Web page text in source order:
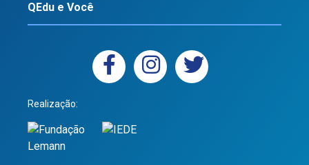
QEdu e Você
Realização: